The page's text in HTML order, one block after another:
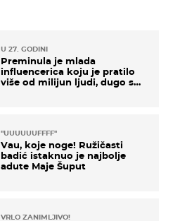
U 27. GODINI
Preminula je mlada
influencerica koju je pratilo
više od milijun ljudi, dugo se
"UUUUUUFFFF"
Vau, koje noge! Ružičasti
badić istaknuo je najbolje
adute Maje Šuput
VRLO ZANIMLJIVO!